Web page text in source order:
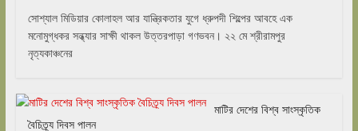
সোশ্যাল মিডিয়ার কোলাহল আর যান্ত্রিকতার যুগে ধ্রুপদী শিল্পের আবহে এক
মনোমুগ্ধকর সন্ধ্যার সাক্ষী থাকল উত্তরপাড়া গণভবন। ২২ মে শ্রীরামপুর
নৃত্যকাঞ্চনের
মাটির দেশের বিশ্ব সাংস্কৃতিক
বৈচিত্র্য দিবস পালন